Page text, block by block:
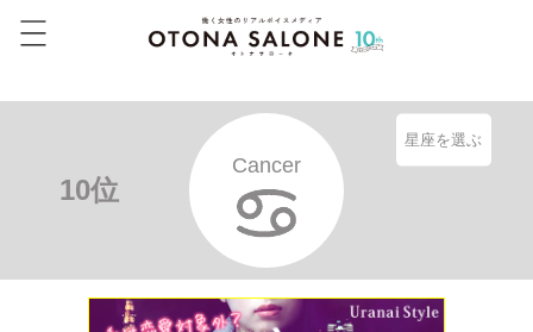
10位
Cancer
星座を選ぶ